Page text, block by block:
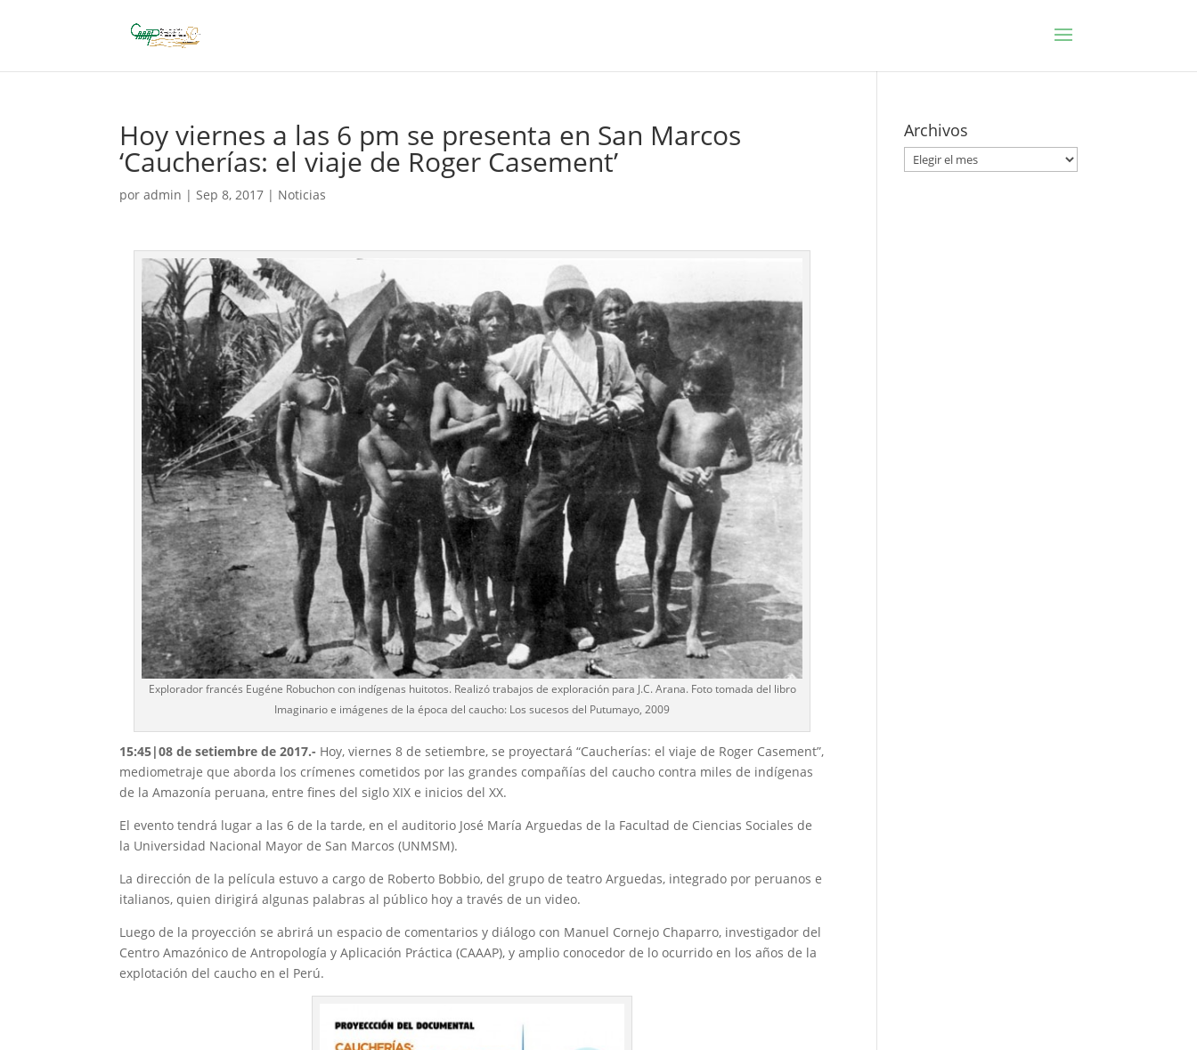
Hoy viernes a las 6 pm se presenta en San Marcos
‘Caucherías: el viaje de Roger Casement’
poradmin |Sep 8, 2017 | Noticias
Explorador francés Eugéne Robuchon con indígenas huitotos. Realizó trabajos de exploración para J.C. Arana. Foto tomada del libro
Imaginario e imágenes de la época del caucho: Los sucesos del Putumayo, 2009
15:45|08 de setiembre de 2017.- Hoy, viernes 8 de setiembre, se proyectará “Caucherías: el viaje de Roger Casement”,
mediometraje que aborda los crímenes cometidos por las grandes compañías del caucho contra miles de indígenas
de la Amazonía peruana, entre fines del siglo XIX e inicios del XX.
El evento tendrá lugar a las 6 de la tarde, en el auditorio José María Arguedas de la Facultad de Ciencias Sociales de
la Universidad Nacional Mayor de San Marcos (UNMSM).
La dirección de la película estuvo a cargo de Roberto Bobbio, del grupo de teatro Arguedas, integrado por peruanos e
italianos, quien dirigirá algunas palabras al público hoy a través de un video.
Luego de la proyección se abrirá un espacio de comentarios y diálogo con Manuel Cornejo Chaparro, investigador del
Centro Amazónico de Antropología y Aplicación Práctica (CAAAP), y amplio conocedor de lo ocurrido en los años de la
explotación del caucho en el Perú.
Archivos
Archivos